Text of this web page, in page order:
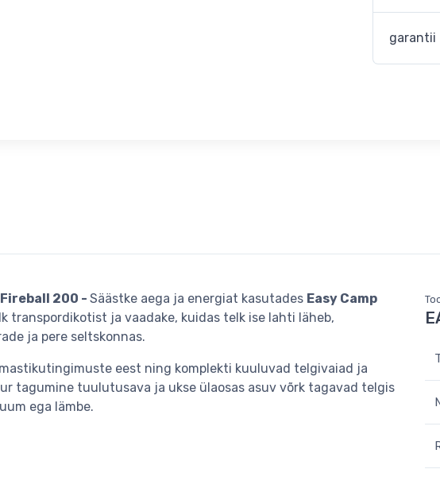
garantii
Fireball 200 - Säästke aega ja energiat kasutades Easy Camp
transpordikotist ja vaadake, kuidas telk ise lahti läheb,
ja pere seltskonnas.
eest ning komplekti kuuluvad telgivaiad ja
tagumine tuulutusava ja ukse ülaosas asuv võrk tagavad telgis
ega lämbe.